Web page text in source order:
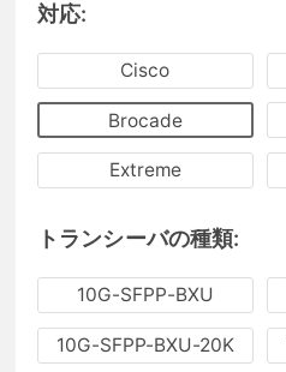
対応:
Cisco
Brocade
Extreme
トランシーバの種類:
10G-SFPP-BXU
10G-SFPP-BXU-20K